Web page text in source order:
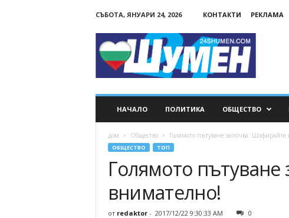
СЪБОТА, ЯНУАРИ 24, 2026 КОНТАКТИ РЕКЛАМА
НАЧАЛО ПОЛИТИКА ОБЩЕСТВО
дом Общество Голямото пътуване започва: Шофирайте
ОБЩЕСТВО ТОП
Голямото
внимателно!
от redaktor- 2017/12/22 9:30:33 AM 0